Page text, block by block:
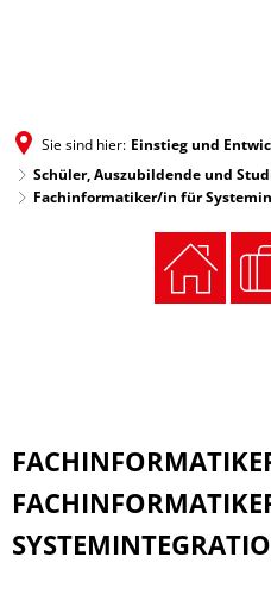
Sie sind hier: Einstieg und
Schüler, Auszubildende und
Fachinformatiker/in für